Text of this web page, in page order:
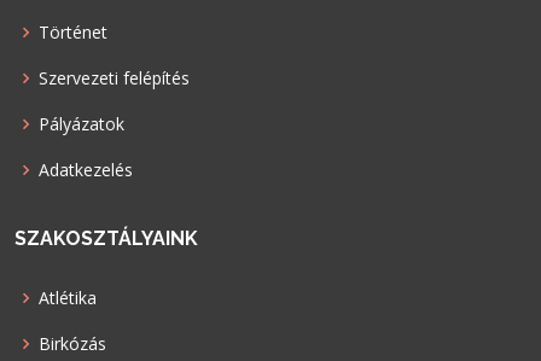
Történet
Szervezeti felépítés
Pályázatok
Adatkezelés
SZAKOSZTÁLYAINK
Atlétika
Birkózás